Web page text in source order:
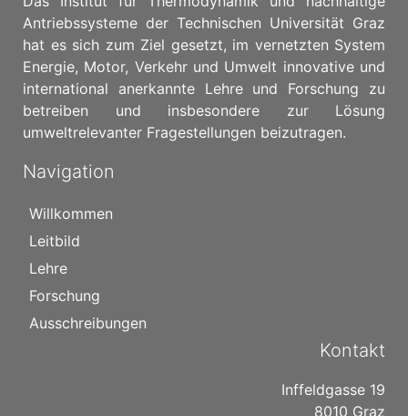
Antriebssysteme der Technischen Universität Graz
hat es sich zum Ziel gesetzt, im vernetzten System
Energie, Motor, Verkehr und Umwelt innovative und
international anerkannte Lehre und Forschung zu
betreiben und insbesondere zur Lösung
umweltrelevanter Fragestellungen beizutragen.
Navigation
Willkommen
Leitbild
Lehre
Forschung
Ausschreibungen
Kontakt
Inffeldgasse 19
8010 Graz